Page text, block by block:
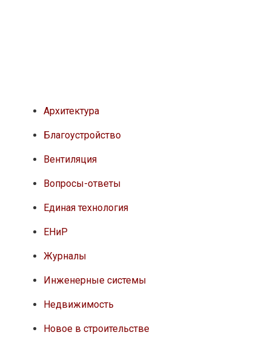
Архитектура
Благоустройство
Вентиляция
Вопросы-ответы
Единая технология
ЕНиР
Журналы
Инженерные системы
Недвижимость
Новое в строительстве